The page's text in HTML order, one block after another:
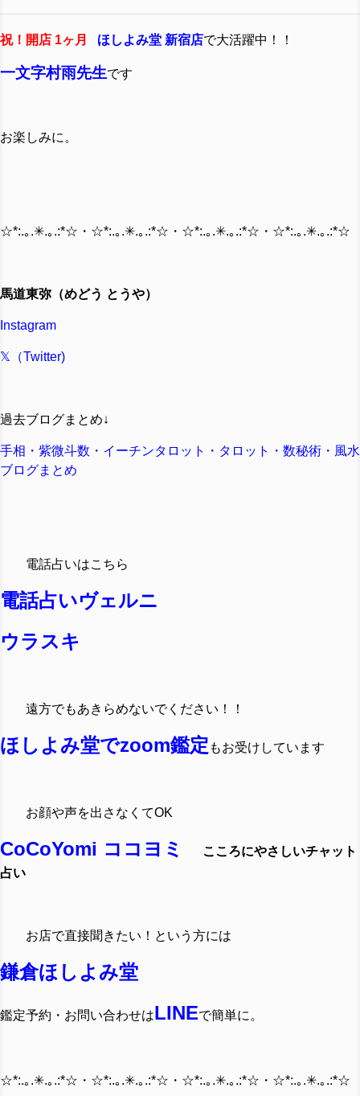
祝！開店 1ヶ月 ほしよみ堂 新宿店で大活躍中！！
一文字村雨先生です
お楽しみに。
☆*:.｡.✳︎.｡.:*☆・☆*:.｡.✳︎.｡.:*☆・☆*:.｡.✳︎.｡.:*☆・☆*:.｡.✳︎.｡.:*☆
馬道東弥（めどう とうや）
Instagram
𝕏（Twitter)
過去ブログまとめ↓
手相・紫微斗数・イーチンタロット・タロット・数秘術・風水
ブログまとめ
電話占いはこちら
電話占いヴェルニ
ウラスキ
遠方でもあきらめないでください！！
ほしよみ堂でzoom鑑定 もお受けしています
お顔や声を出さなくてOK
CoCoYomi ココヨミ
こころにやさしいチャット
占い
お店で直接聞きたい！という方には
鎌倉ほしよみ堂
鑑定予約・お問い合わせはLINEで簡単に。
☆*:.｡.✳︎.｡.:*☆・☆*:.｡.✳︎.｡.:*☆・☆*:.｡.✳︎.｡.:*☆・☆*:.｡.✳︎.｡.:*☆